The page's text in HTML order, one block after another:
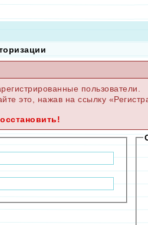
пользователи.
это, нажав на ссылку